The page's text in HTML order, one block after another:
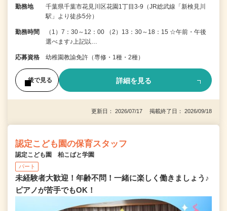
勤務地
千葉県千葉市花見川区花園1丁目3-9（JR総武線「新検見川
駅」より徒歩5分）
勤務時間
（1）7：30～12：00 （2）13：30～18：15 ☆午前・午後
選べます♪上記以…
応募資格 幼稚園教諭免許（専修・1種・2種）
後で見る 詳細を見る
更新日： 2026/07/17 掲載終了日： 2026/09/18
認定こども園の保育スタッフ
認定こども園 柏こばと学園
パート
未経験者大歓迎！年齢不問！一緒に楽しく働きましょう♪
ピアノが苦手でもOK！